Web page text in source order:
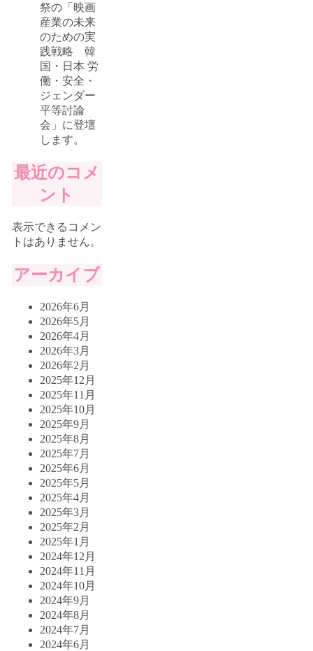
祭の「映画
産業の未来
のための実
践戦略 韓
国・日本 労
働・安全・
ジェンダー
平等討論
会」に登壇
します。
最近のコメ
ント
表示できるコメン
トはありません。
アーカイブ
2026年6月
2026年5月
2026年4月
2026年3月
2026年2月
2025年12月
2025年11月
2025年10月
2025年9月
2025年8月
2025年7月
2025年6月
2025年5月
2025年4月
2025年3月
2025年2月
2025年1月
2024年12月
2024年11月
2024年10月
2024年9月
2024年8月
2024年7月
2024年6月